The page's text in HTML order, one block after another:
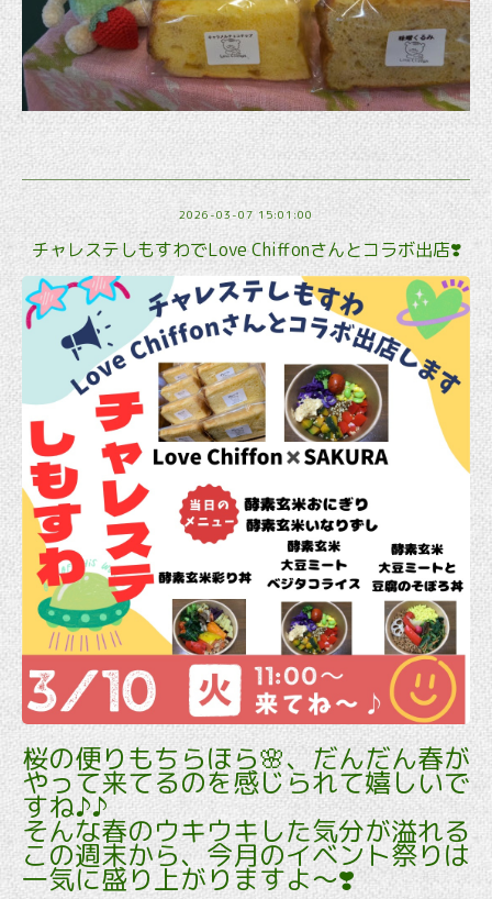
2026-03-07 15:01:00
チャレステしもすわでLove Chiffonさんとコラボ出店❣️
桜の便りもちらほら🌸、だんだん春が
やって来てるのを感じられて嬉しいで
すね♪♪
そんな春のウキウキした気分が溢れる
この週末から、今月のイベント祭りは
一気に盛り上がりますよ～❣️